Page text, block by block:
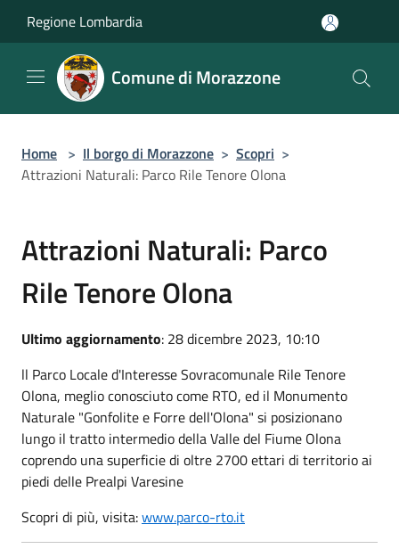
Regione Lombardia
Comune di Morazzone
Home > Il borgo di Morazzone > Scopri >
Attrazioni Naturali: Parco Rile Tenore Olona
Attrazioni Naturali: Parco
Rile Tenore Olona
Ultimo aggiornamento: 28 dicembre 2023, 10:10
ll Parco Locale d'Interesse Sovracomunale Rile Tenore
Olona, meglio conosciuto come RTO, ed il Monumento
Naturale "Gonfolite e Forre dell'Olona" si posizionano
lungo il tratto intermedio della Valle del Fiume Olona
coprendo una superficie di oltre 2700 ettari di territorio ai
piedi delle Prealpi Varesine
Scopri di più, visita:www.parco-rto.it